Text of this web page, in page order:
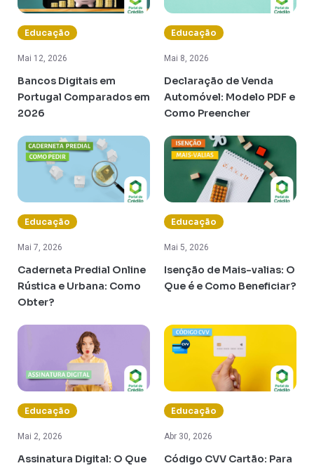
Educação
Mai 12, 2026
Bancos Digitais em
Portugal Comparados em
2026
Educação
Mai 8, 2026
Declaração de Venda
Automóvel: Modelo PDF e
Como Preencher
Educação
Mai 7, 2026
Caderneta Predial Online
Rústica e Urbana: Como
Obter?
Educação
Mai 5, 2026
Isenção de Mais-valias: O
Que é e Como Beneficiar?
Educação
Mai 2, 2026
Assinatura Digital: O Que
Educação
Abr 30, 2026
Código CVV Cartão: Para